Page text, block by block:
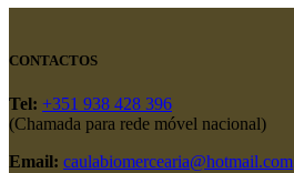
CONTACTOS
Tel: +351 938 428 396
(Chamada para rede móvel nacional)
Email: caulabiomercearia@hotmail.com